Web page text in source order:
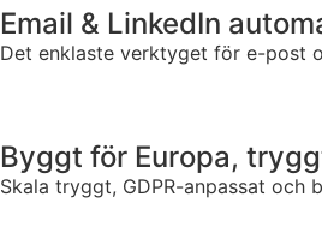
Email & LinkedIn
Det enklaste verktyget för e-post
Byggt för Europa,
Skala tryggt, GDPR-anpassat och